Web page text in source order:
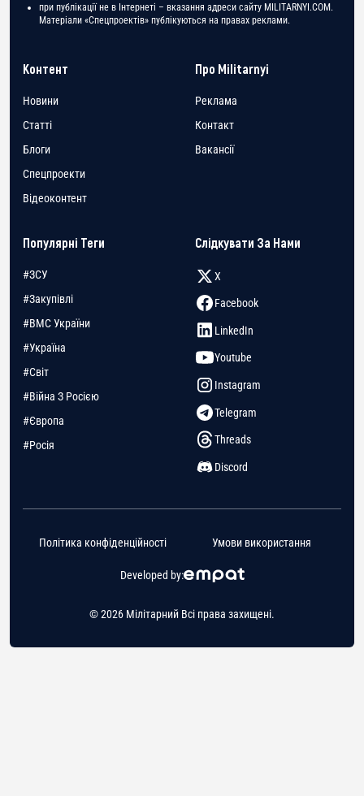
при публікації не в Інтернеті – вказання адреси сайту MILITARNYI.COM.
Матеріали «Спецпроектів» публікуються на правах реклами.
Контент
Новини
Статті
Блоги
Спецпроекти
Відеоконтент
Про Militarnyi
Реклама
Контакт
Вакансії
Популярні Теги
#ЗСУ
#Закупівлі
#ВМС України
#Україна
#Світ
#Війна З Росією
#Європа
#Росія
Слідкувати За Нами
X
Facebook
LinkedIn
Youtube
Instagram
Telegram
Threads
Discord
© 2026 Мілітарний Всі права захищені.
Developed by:
Політика конфіденційності Умови використання